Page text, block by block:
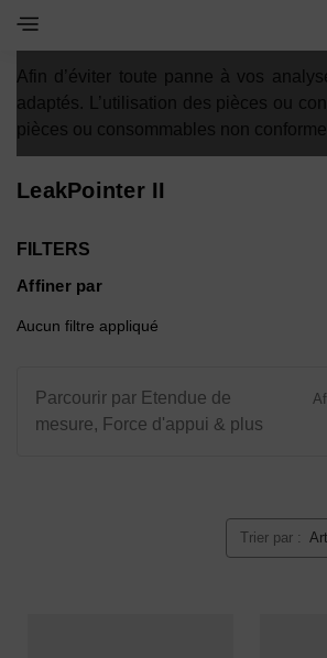
Afin d’éviter toute panne à vos
adaptés. L’utilisation des pièces ou
pièces ou consommables non
LeakPointer II
FILTERS
Affiner par
Aucun filtre appliqué
Parcourir par Etendue de
mesure, Force d'appui & plus
Trier par :